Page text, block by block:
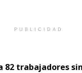
PUBLICIDAD
82 trabajadores